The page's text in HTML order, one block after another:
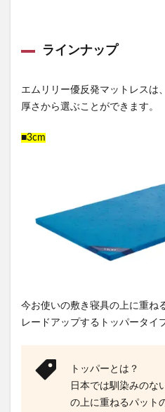
ラインナップ
エムリリー優反発マットレスは、
厚さから選ぶことができます。
■3cm
今お使いの敷き寝具の上に重ね
レードアップするトッパータイ
トッパーとは？
日本では馴染みのな
の上に重ねるパット